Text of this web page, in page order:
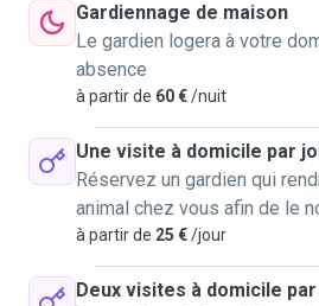
Gardiennage de maison
Le gardien logera à votre
absence
à partir de 60 €/nuit
Une visite à domicile par
Réservez un gardien qui
animal chez vous afin de le
à partir de 25 €/jour
Deux visites à domicile